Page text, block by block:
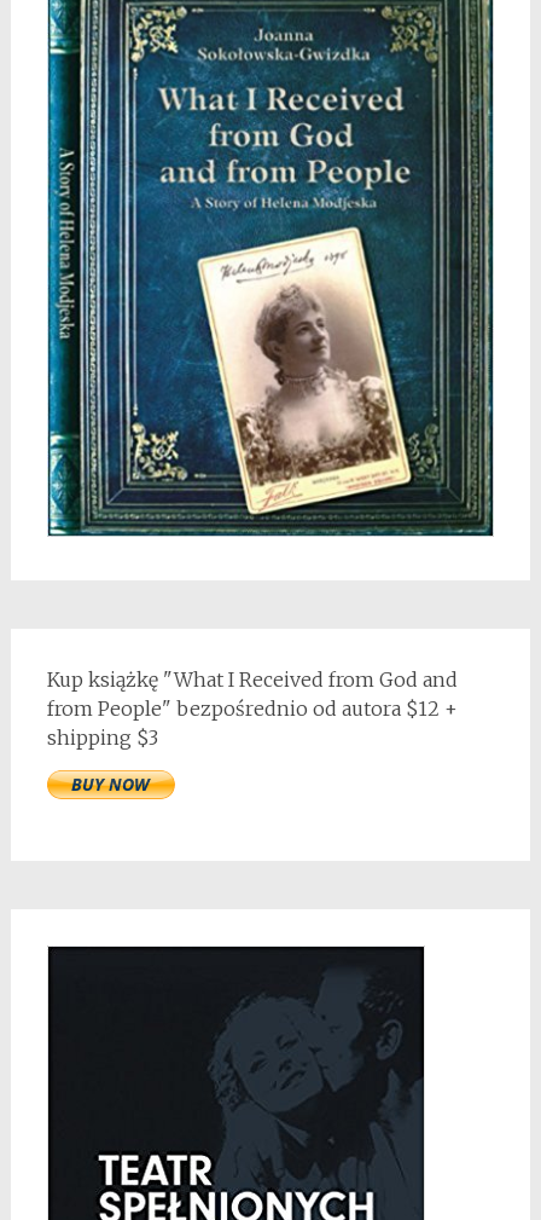
Kup książkę "What I Received from God and
from People" bezpośrednio od autora $12 +
shipping $3